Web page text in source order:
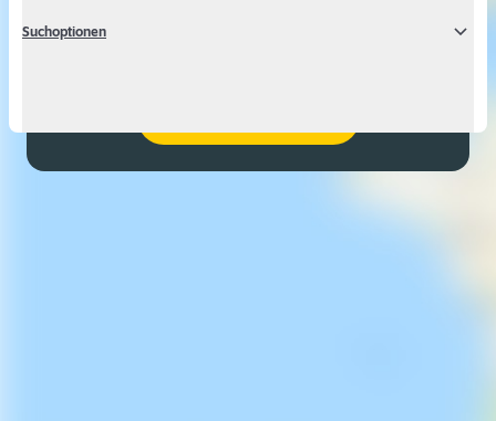
Alternativ können Sie auch ohne Google Maps eine Ergebnisliste
Suchoptionen